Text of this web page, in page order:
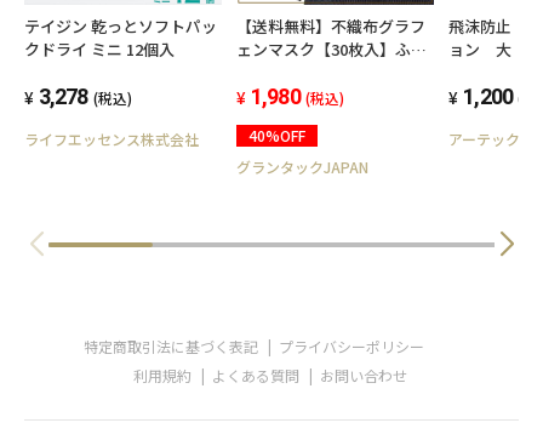
さい。輪ジミの原因になることが御座います。
〇衣類に使用する場合は、脱いでから使用して
ください。
〇生き物（人・ペット・植物）などへのスプレ
ーはお避けください。
※予告なく、袋・シール等を変更する場合が御
成分 ホタテ貝殻焼成カルシウム水溶液・天然
容量 約４００ｍｌ
テイジン 乾っとソフトパッ
クドライ ミニ 12個入
3,278 (税込)
ライフエッセンス株式会社
【送料無料】不織布グラフ
ェンマスク【30枚入】ふつ
兼用 抗菌 ウイルス 飛
カット
1,980 (税込)
40%OFF
グランタックJAPAN
飛沫防止
ョン 大 １
1,200 (税
アーテック
特定商取引法に基づく表記
プライバシーポリシー
利用規約
よくある質問 お問い合わせ